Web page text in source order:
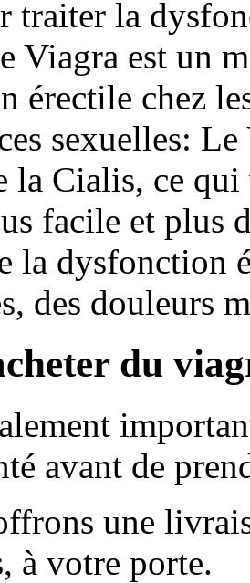
traiter la
Viagra est un
érectile chez
sexuelles:
la Cialis, ce
facile et plus
la dysfonction
des douleurs
du
avant de
une
à votre porte.